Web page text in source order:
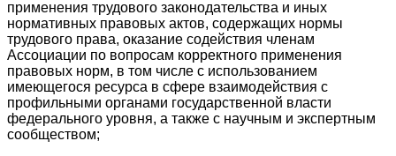
применения трудового законодательства и иных
нормативных правовых актов, содержащих нормы
трудового права, оказание содействия членам
Ассоциации по вопросам корректного применения
правовых норм, в том числе с использованием
имеющегося ресурса в сфере взаимодействия с
профильными органами государственной власти
федерального уровня, а также с научным и экспертным
сообществом;